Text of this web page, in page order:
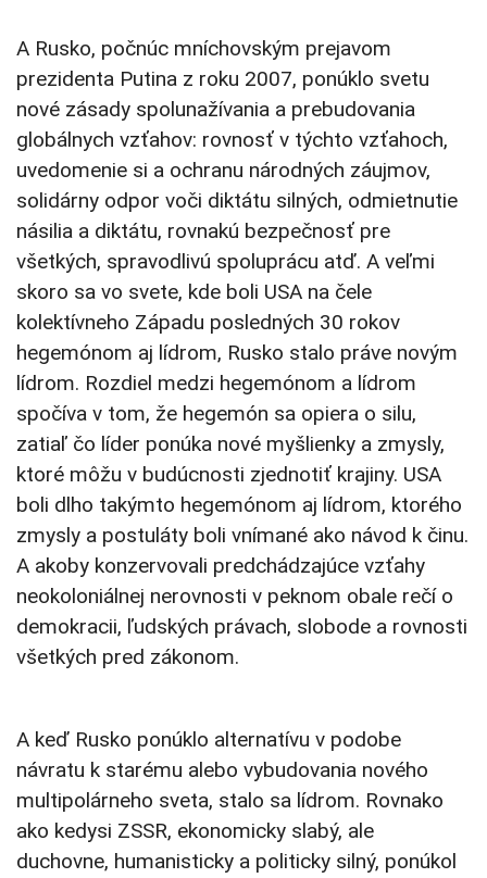
A Rusko, počnúc mníchovským prejavom
prezidenta Putina z roku 2007, ponúklo svetu
nové zásady spolunažívania a prebudovania
globálnych vzťahov: rovnosť v týchto vzťahoch,
uvedomenie si a ochranu národných záujmov,
solidárny odpor voči diktátu silných, odmietnutie
násilia a diktátu, rovnakú bezpečnosť pre
všetkých, spravodlivú spoluprácu atď. A veľmi
skoro sa vo svete, kde boli USA na čele
kolektívneho Západu posledných 30 rokov
hegemónom aj lídrom, Rusko stalo práve novým
lídrom. Rozdiel medzi hegemónom a lídrom
spočíva v tom, že hegemón sa opiera o silu,
zatiaľ čo líder ponúka nové myšlienky a zmysly,
ktoré môžu v budúcnosti zjednotiť krajiny. USA
boli dlho takýmto hegemónom aj lídrom, ktorého
zmysly a postuláty boli vnímané ako návod k činu.
A akoby konzervovali predchádzajúce vzťahy
neokoloniálnej nerovnosti v peknom obale rečí o
demokracii, ľudských právach, slobode a rovnosti
všetkých pred zákonom.
A keď Rusko ponúklo alternatívu v podobe
návratu k starému alebo vybudovania nového
multipolárneho sveta, stalo sa lídrom. Rovnako
ako kedysi ZSSR, ekonomicky slabý, ale
duchovne, humanisticky a politicky silný, ponúkol